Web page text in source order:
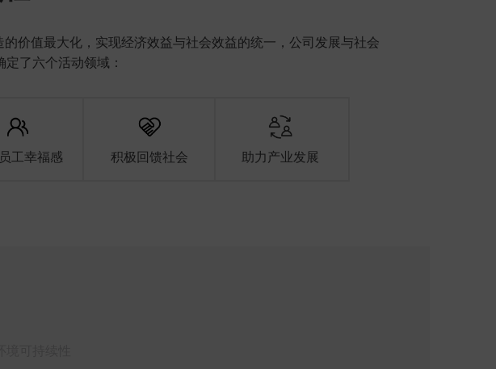
价值最大化，实现经济效益与社会效益的统一，公司发展与社会
了六个活动领域：
工幸福感 积极回馈社会 助力产业发展